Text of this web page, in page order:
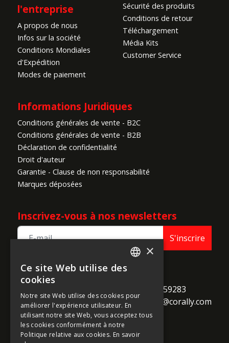
l'entreprise
A propos de nous
Infos sur la société
Conditions Mondiales
d'Expédition
Modes de paiement
Sécurité des produits
Conditions de retour
Téléchargement
Média Kits
Customer Service
Informations Juridiques
Conditions générales de vente - B2C
Conditions générales de vente - B2B
Déclaration de confidentialité
Droit d'auteur
Garantie - Clause de non responsabilité
Marques déposées
Inscrivez-vous à nos newsletters
S'inscrire
TEAM CORALLY
B-2250 Olen
Belgium
call +32 14 259283
alternate_email support@corally.com
×
Ce site Web utilise des
cookies
Notre site Web utilise des cookies pour
améliorer l'expérience utilisateur. En
utilisant notre site Web, vous acceptez tous
les cookies conformément à notre
Politique relative aux cookies. En savoir